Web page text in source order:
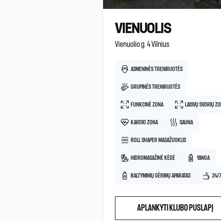
VIENUOLIS
Vienuolio g. 4 Vilnius
ASMENINĖS TRENIRUOTĖS
GRUPINĖS TRENIRUOTĖS
FUNKCINĖ ZONA LAISVŲ SVORIŲ
KARDIO ZONA SAUNA
ROLL SHAPER MASAŽUOKLIS
HIDROMASAŽINĖ KĖDĖ YANGA
BALTYMINIŲ GĖRIMŲ APARATAS 24/7
APLANKYTI KLUBO PUSLAPĮ